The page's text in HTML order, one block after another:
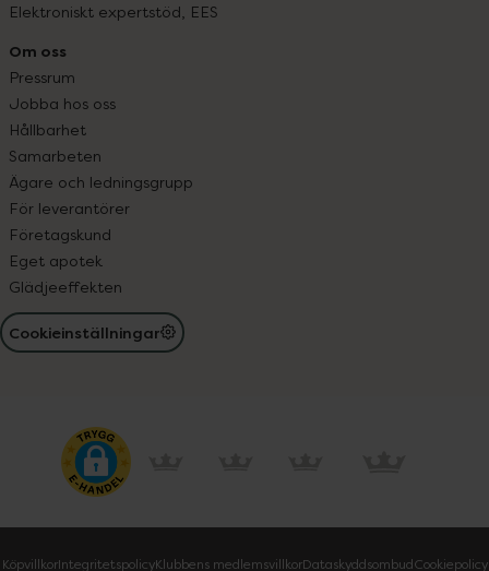
Elektroniskt expertstöd, EES
Om oss
Pressrum
Jobba hos oss
Hållbarhet
Samarbeten
Ägare och ledningsgrupp
För leverantörer
Företagskund
Eget apotek
Glädjeeffekten
Cookieinställningar
KöpvillkorIntegritetspolicyKlubbens medlemsvillkorDataskyddsombudCookiepolicy